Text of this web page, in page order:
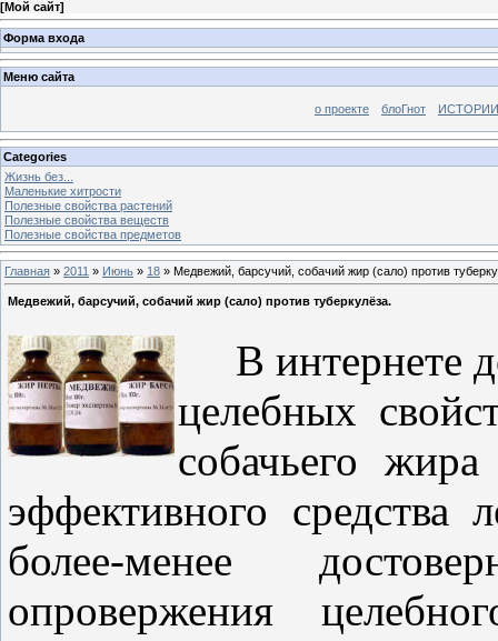
[Мой сайт]
Форма входа
Меню сайта
о проекте блоГнот
Categories
Жизнь без...
Маленькие хитрости
Полезные свойства растений
Полезные свойства веществ
Полезные свойства предметов
Главная » 2011 » Июнь » 18 » Медвежий, барсучий, собачий жир (сало) против
Медвежий, барсучий, собачий жир (сало) против туберкулёза.
В интернете
целебных
собачьего
эффективного средства
более-менее
опровержения